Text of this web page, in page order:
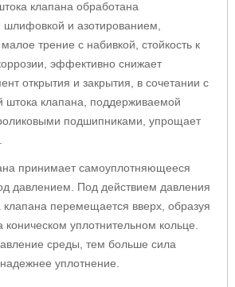
клапана обработана
шлифовкой и азотированием,
трение с набивкой, стойкость к
эффективно снижает
открытия и закрытия, в сочетании с
штока клапана, поддерживаемой
подшипниками, упрощает
принимает самоуплотняющееся
давлением. Под действием давления
перемещается вверх, образуя
коническом уплотнительном кольце.
среды, тем больше сила
уплотнение.